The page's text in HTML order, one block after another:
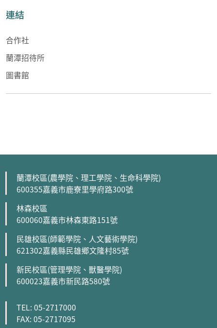
連結
合作社
蘭潭招待所
圖書館
蘭潭校區(農學院、理工學院、生命科學院)
600355嘉義市鹿寮里學府路300號
林森校區
600060嘉義市林森東路151號
民雄校區(師範學院、人文藝術學院)
621302嘉義縣民雄鄉文隆村85號
新民校區(管理學院、獸醫學院)
600023嘉義市新民路580號
TEL: 05-2717000
FAX: 05-2717095